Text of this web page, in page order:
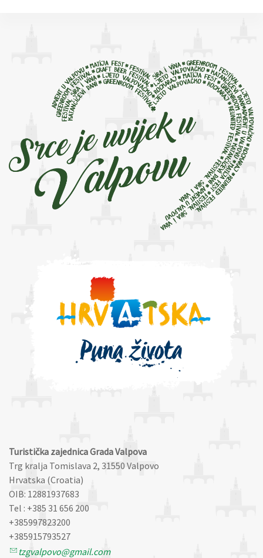
Turistička zajednica Grada Valpova
Trg kralja Tomislava 2, 31550 Valpovo
Hrvatska (Croatia)
OIB: 12881937683
Tel : +385 31 656 200
+385997823200
+385915793527
tzgvalpovo@gmail.com